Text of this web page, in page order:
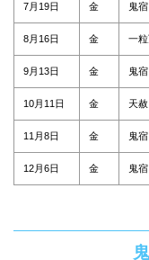
7月19日 金 鬼
8月16日 金 一
9月13日 金 鬼
10月11日 金 天
11月8日 金 鬼宿
12月6日 金 鬼